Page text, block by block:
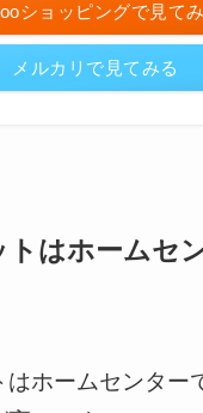
ショッピングで見て
メルカリで見てみる
トはホームセ
はホームセンター